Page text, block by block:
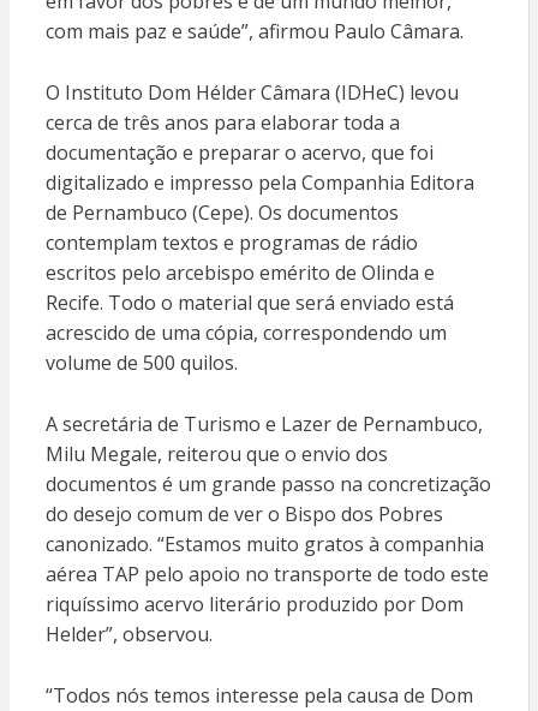
com mais paz e saúde”, afirmou Paulo Câmara.
O Instituto Dom Hélder Câmara (IDHeC) levou
cerca de três anos para elaborar toda a
documentação e preparar o acervo, que foi
digitalizado e impresso pela Companhia Editora
de Pernambuco (Cepe). Os documentos
contemplam textos e programas de rádio
escritos pelo arcebispo emérito de Olinda e
Recife. Todo o material que será enviado está
acrescido de uma cópia, correspondendo um
volume de 500 quilos.
A secretária de Turismo e Lazer de Pernambuco,
Milu Megale, reiterou que o envio dos
documentos é um grande passo na concretização
do desejo comum de ver o Bispo dos Pobres
canonizado. “Estamos muito gratos à companhia
aérea TAP pelo apoio no transporte de todo este
riquíssimo acervo literário produzido por Dom
Helder”, observou.
“Todos nós temos interesse pela causa de Dom